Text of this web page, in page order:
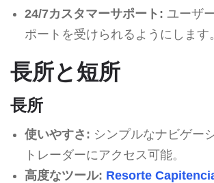
24/7カスタマーサポート: ユーザ
ポートを受けられるようにします。
長所と短所
長所
使いやすさ: シンプルなナビゲー
トレーダーにアクセス可能。
高度なツール: Resorte